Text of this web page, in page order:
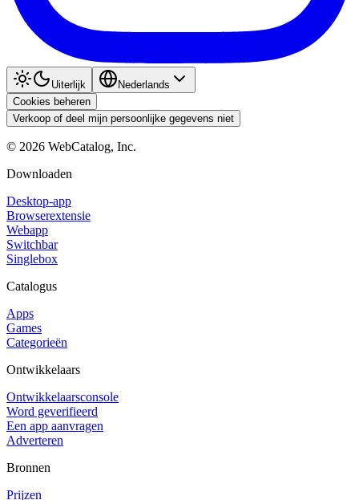
Uiterlijk
Nederlands
Cookies beheren
Verkoop of deel mijn persoonlijke gegevens niet
© 2026 WebCatalog, Inc.
Downloaden
Desktop-app
Browserextensie
Webapp
Switchbar
Singlebox
Catalogus
Apps
Games
Categorieën
Ontwikkelaars
Ontwikkelaarsconsole
Word geverifieerd
Een app aanvragen
Adverteren
Bronnen
Prijzen